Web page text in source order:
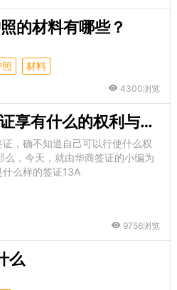
的材料有哪些？
材料
4300浏览
菲律宾13A结婚签证享有什么的权利与福利
，确不知道自己可以行使什么权
，今天，就由华商签证的小编为
么样的签证13A
9756浏览
么